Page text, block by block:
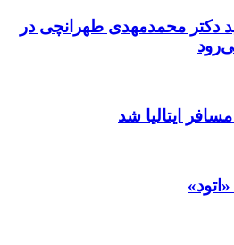
دکتر محمدمهدی طهرانچی در
ایتالیا شد